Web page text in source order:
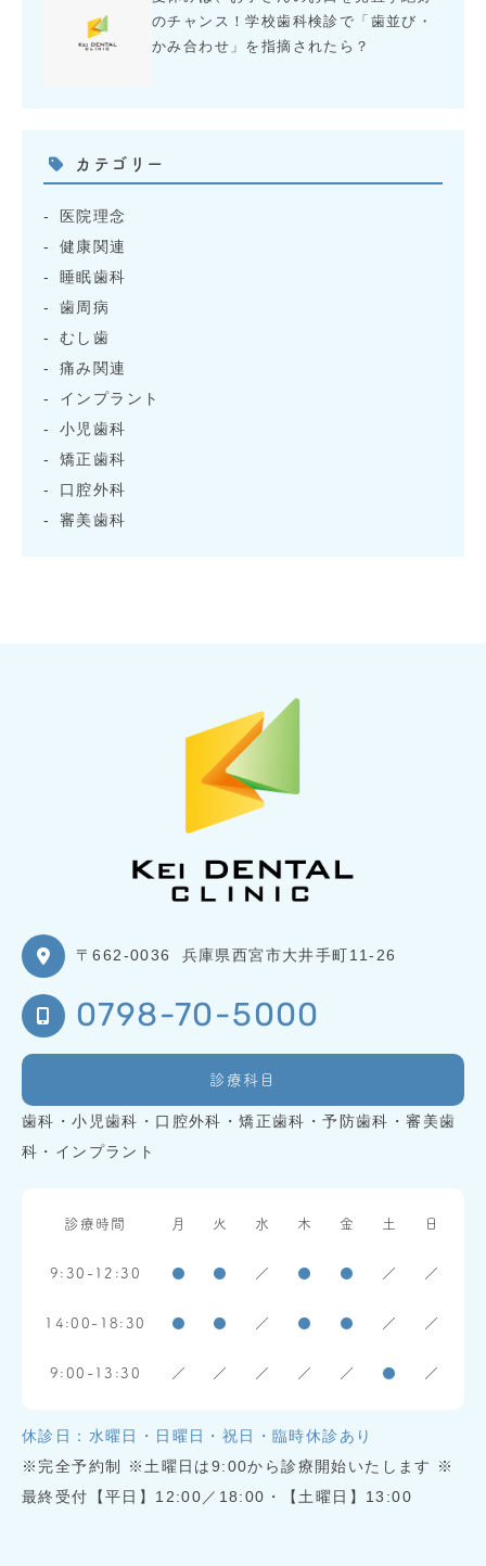
のチャンス！学校歯科検診で「歯並び・
かみ合わせ」を指摘されたら？
カテゴリー
医院理念
健康関連
睡眠歯科
歯周病
むし歯
痛み関連
インプラント
小児歯科
矯正歯科
口腔外科
審美歯科
〒662-0036 兵庫県西宮市大井手町11-26
0798-70-5000
診療科目
歯科・小児歯科・口腔外科・矯正歯科・予防歯科・審美歯
科・インプラント
診療時間 月 火 水 木 金 土 日
9:30-12:30 ● ● ／ ● ● ／ ／
14:00-18:30 ● ● ／ ● ● ／ ／
9:00-13:30 ／ ／ ／ ／ ／ ● ／
休診日：水曜日・日曜日・祝日・臨時休診あり
※完全予約制 ※土曜日は9:00から診療開始いたします ※
最終受付【平日】12:00／18:00・【土曜日】13:00